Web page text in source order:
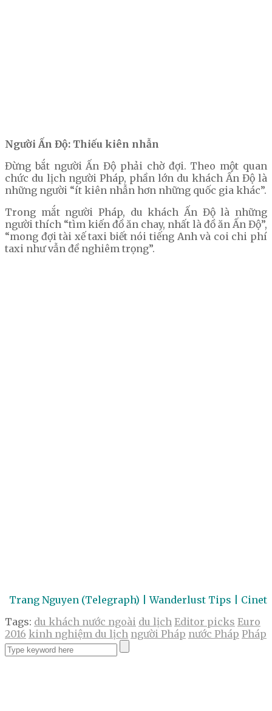
Người Ấn Độ: Thiếu kiên nhẫn
Đừng bắt người Ấn Độ phải chờ đợi. Theo một quan
chức du lịch người Pháp, phần lớn du khách Ấn Độ là
những người “ít kiên nhẫn hơn những quốc gia khác”.
Trong mắt người Pháp, du khách Ấn Độ là những
người thích “tìm kiến đồ ăn chay, nhất là đồ ăn Ấn Độ”,
“mong đợi tài xế taxi biết nói tiếng Anh và coi chi phí
taxi như vẫn đề nghiêm trọng”.
Trang Nguyen (Telegraph) | Wanderlust Tips | Cinet
Tags: du khách nước ngoài du lịch Editor picks Euro
2016 kinh nghiệm du lịch người Pháp nước Pháp Pháp